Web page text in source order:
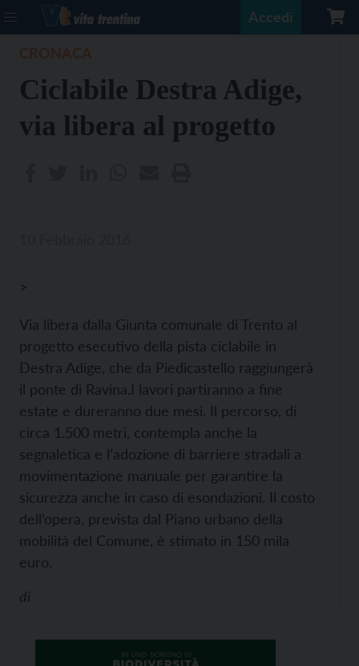
Accedi
Ciclabile Destra Adige,
via libera al progetto
>
Via libera dalla Giunta comunale di Trento al
progetto esecutivo della pista ciclabile in
Destra Adige, che da Piedicastello raggiungerà
il ponte di Ravina.I lavori partiranno a fine
estate e dureranno due mesi. Il percorso, di
circa 1.500 metri, contempla anche la
segnaletica e l’adozione di barriere stradali a
movimentazione manuale per garantire la
sicurezza anche in caso di esondazioni. Il costo
dell’opera, prevista dal Piano urbano della
mobilità del Comune, è stimato in 150 mila
euro.
di